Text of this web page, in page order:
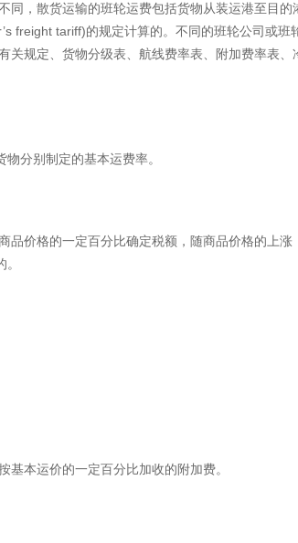
同，散货运输的班轮运费包括货物从装运港至目的
freight tariff)的规定计算的。不同的班轮公司或班
关规定、货物分级表、航线费率表、附加费率表、
分别制定的基本运费率。
品价格的一定百分比确定税额，随商品价格的上涨
本运价的一定百分比加收的附加费。